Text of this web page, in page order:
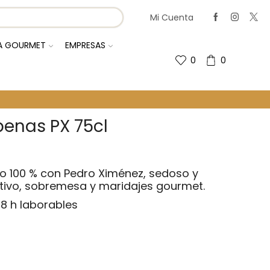
Mi Cuenta
GOURMET EMPRESAS
0 0
PX 75cl
% con Pedro Ximénez, sedoso y
sobremesa y maridajes gourmet.
h laborables